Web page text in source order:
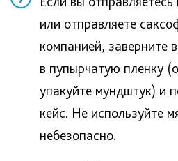
или отправляете
компанией, заверните
в пупырчатую пленку
упакуйте мундштук) и
кейс. Не используйте
небезопасно.